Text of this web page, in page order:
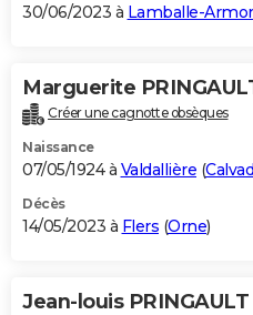
30/06/2023 à Lamballe-Armor
Marguerite
Créer une cagnotte obsèques
Naissance
07/05/1924 à Valdallière (
Décès
14/05/2023 à Flers (Orne)
Jean-louis PRINGAULT